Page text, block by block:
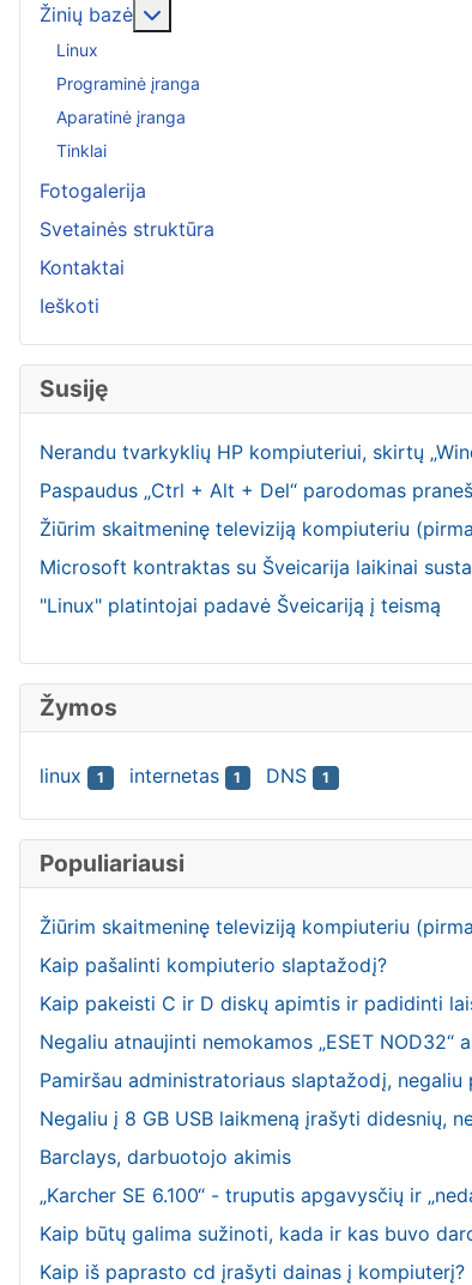
Žinių bazė
Linux
Programinė įranga
Aparatinė įranga
Tinklai
Fotogalerija
Svetainės struktūra
Kontaktai
Ieškoti
Susiję
Nerandu tvarkyklių HP kompiuteriui, skirtų
Paspaudus „Ctrl + Alt + Del“ parodomas
Žiūrim skaitmeninę televiziją kompiuteriu
Microsoft kontraktas su Šveicarija laikinai
"Linux" platintojai padavė Šveicariją į teismą
Žymos
linux 1 internetas 1 DNS 1
Populiariausi
Žiūrim skaitmeninę televiziją kompiuteriu
Kaip pašalinti kompiuterio slaptažodį?
Kaip pakeisti C ir D diskų apimtis ir padidinti
Negaliu atnaujinti nemokamos „ESET NOD32“
Pamiršau administratoriaus slaptažodį,
Negaliu į 8 GB USB laikmeną įrašyti didesnių,
Barclays, darbuotojo akimis
„Karcher SE 6.100“ - truputis apgavysčių ir
Kaip būtų galima sužinoti, kada ir kas buvo
Kaip iš paprasto cd įrašyti dainas į kompiuterį?